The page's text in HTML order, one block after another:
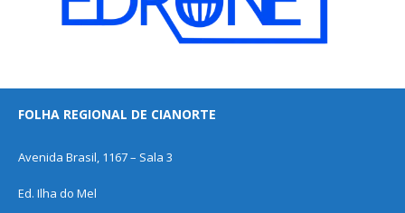
FOLHA REGIONAL DE CIANORTE
Avenida Brasil, 1167 – Sala 3
Ed. Ilha do Mel